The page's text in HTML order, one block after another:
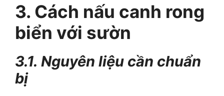
3. Cách nấu canh rong
biển với sườn
3.1. Nguyên liệu cần chuẩn
bị